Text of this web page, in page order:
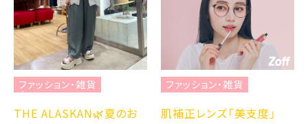
ファッション・雑貨
THE ALASKAN🌿夏のお
ファッション・雑貨
肌補正レンズ「美支度」